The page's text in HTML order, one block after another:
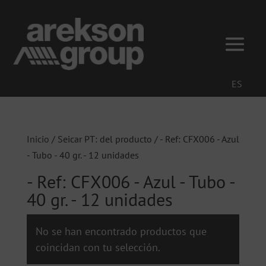
ES
Inicio / Seicar PT: del producto / - Ref: CFX006 - Azul
- Tubo - 40 gr. - 12 unidades
- Ref: CFX006 - Azul - Tubo -
40 gr. - 12 unidades
No se han encontrado productos que
coincidan con tu selección.